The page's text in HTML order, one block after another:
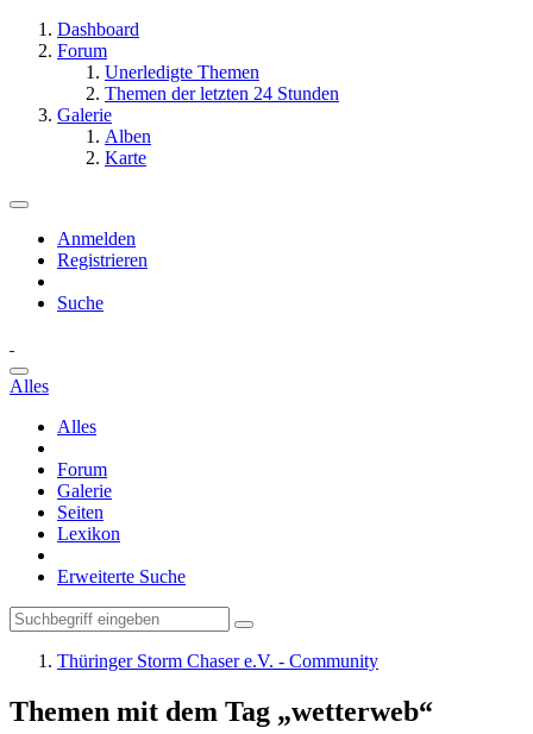
Dashboard
Forum
Unerledigte Themen
Themen der letzten 24 Stunden
Galerie
Alben
Karte
Anmelden
Registrieren
Suche
Alles
Alles
Forum
Galerie
Seiten
Lexikon
Erweiterte Suche
Thüringer Storm Chaser e.V. - Community
Themen mit dem Tag „wetterweb“